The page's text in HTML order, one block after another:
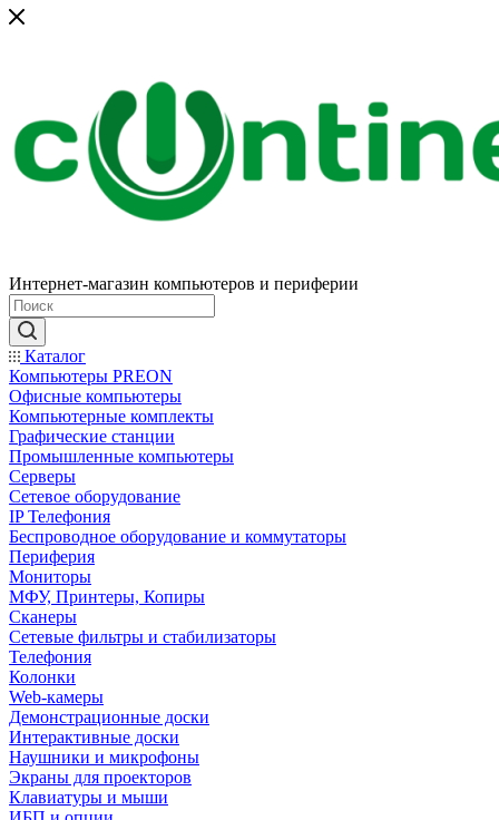
Интернет-магазин компьютеров и периферии
Каталог
Компьютеры PREON
Офисные компьютеры
Компьютерные комплекты
Графические станции
Промышленные компьютеры
Серверы
Сетевое оборудование
IP Телефония
Беспроводное оборудование и коммутаторы
Периферия
Мониторы
МФУ, Принтеры, Копиры
Сканеры
Сетевые фильтры и стабилизаторы
Телефония
Колонки
Web-камеры
Демонстрационные доски
Интерактивные доски
Наушники и микрофоны
Экраны для проекторов
Клавиатуры и мыши